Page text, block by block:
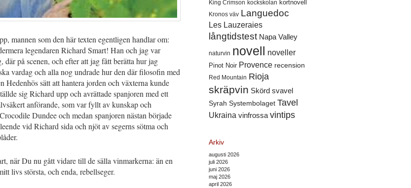
mannen som den här texten egentligen handlar om:
legendaren Richard Smart! Han och jag var
där på scenen, och efter att jag fått berätta hur jag
vardag och alla nog undrade hur den där filosofin med
Hedenhös sätt att hantera jorden och växterna kunde
sig Richard upp och avrättade spanjoren med ett
anförande, som var fyllt av kunskap och
Dundee och medan spanjoren nästan började
vid Richard sida och njöt av segerns sötma och
när Du nu gått vidare till de sälla vinmarkerna: än en
livs största, och enda, rebellseger.
King Crimson kockskolan kortnovell
Kronos väv Languedoc
Les Lauzeraies
långtidstest Napa Valley
naturvin novell noveller
Pinot Noir Provence recension
Red Mountain Rioja
skräpvin Skörd svavel
Syrah Systembolaget Tavel
Ukraina vinfrossa vintips
Arkiv
augusti 2026
juli 2026
juni 2026
maj 2026
april 2026